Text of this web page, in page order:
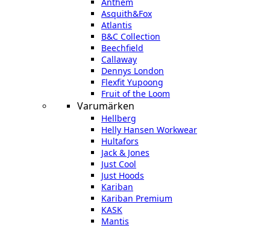
Anthem
Asquith&Fox
Atlantis
B&C Collection
Beechfield
Callaway
Dennys London
Flexfit Yupoong
Fruit of the Loom
Varumärken
Hellberg
Helly Hansen Workwear
Hultafors
Jack & Jones
Just Cool
Just Hoods
Kariban
Kariban Premium
KASK
Mantis